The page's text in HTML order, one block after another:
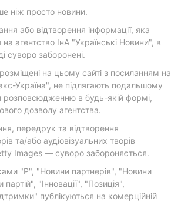
ніж просто новини.
або відтворення інформації, яка
агентство ІнА "Українські Новини", в
суворо заборонені.
розміщені на цьому сайті з посиланням на
Україна", не підлягають подальшому
розповсюдженню в будь-якій формі,
дозволу агентства.
передрук та відтворення
та/або аудіовізуальних творів
Images — суворо забороняється.
"Р", "Новини партнерів", "Новини
"Інновації", "Позиція",
публікуються на комерційній